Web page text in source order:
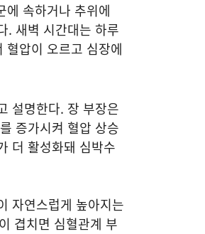
에 속하거나 추위에
. 새벽 시간대는 하루
압이 오르고 심장에
설명한다. 장 부장은
증가시켜 혈압 상승
더 활성화돼 심박수
자연스럽게 높아지는
겹치면 심혈관계 부